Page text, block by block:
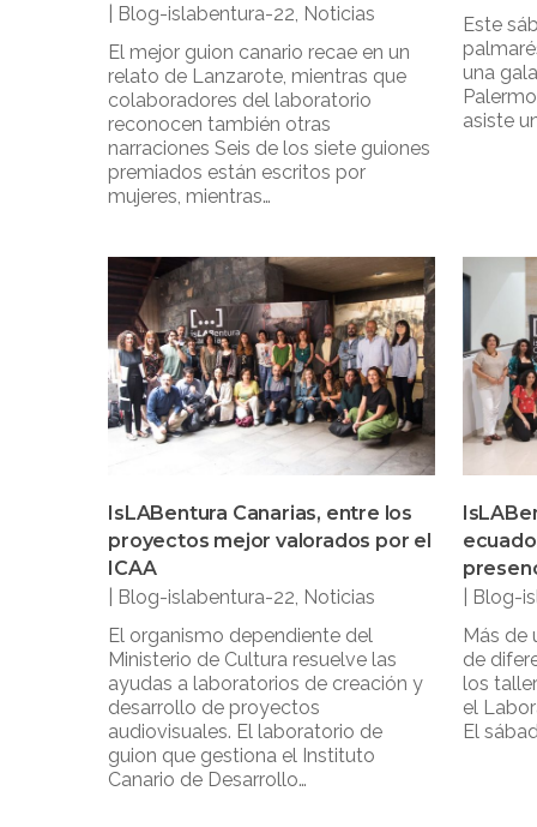
Blog-islabentura-22 Noticias
El mejor guion canario recae en un
relato de Lanzarote, mientras que
colaboradores del laboratorio
reconocen también otras
narraciones Seis de los siete guiones
premiados están escritos por
mujeres, mientras…
Este
una
asiste
IsLABentura Canarias, entre los
proyectos mejor valorados por el
ICAA
Blog-islabentura-22, Noticias
El organismo dependiente del
Ministerio de Cultura resuelve las
ayudas a laboratorios de creación y
desarrollo de proyectos
audiovisuales. El laboratorio de
guion que gestiona el Instituto
Canario de Desarrollo…
Blog-
Más de
de
los
el
El